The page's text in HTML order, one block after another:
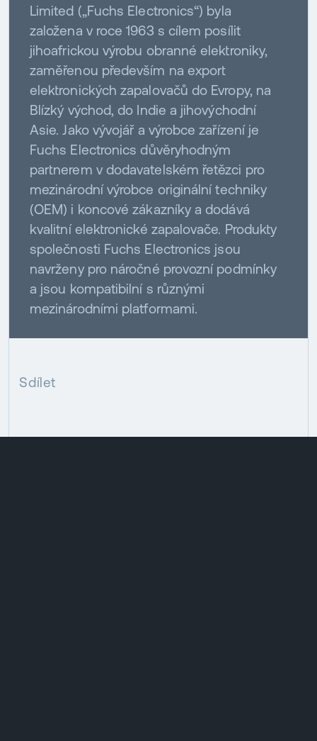
Limited („Fuchs Electronics“) byla
založena v roce 1963 s cílem posílit
jihoafrickou výrobu obranné elektroniky,
zaměřenou především na export
elektronických zapalovačů do Evropy, na
Blízký východ, do Indie a jihovýchodní
Asie. Jako vývojář a výrobce zařízení je
Fuchs Electronics důvěryhodným
partnerem v dodavatelském řetězci pro
mezinárodní výrobce originální techniky
(OEM) i koncové zákazníky a dodává
kvalitní elektronické zapalovače. Produkty
společnosti Fuchs Electronics jsou
navrženy pro náročné provozní podmínky
a jsou kompatibilní s různými
mezinárodními platformami.
Sdílet